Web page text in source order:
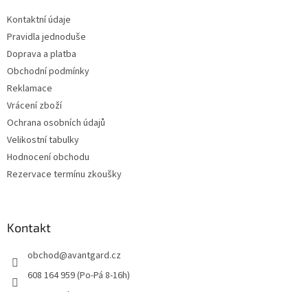
Kontaktní údaje
Pravidla jednoduše
Doprava a platba
Obchodní podmínky
Reklamace
Vrácení zboží
Ochrana osobních údajů
Velikostní tabulky
Hodnocení obchodu
Rezervace termínu zkoušky
Kontakt
obchod@avantgard.cz
608 164 959 (Po-Pá 8-16h)